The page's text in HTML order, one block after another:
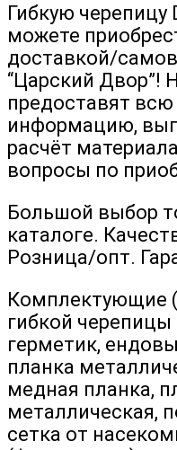
Гибкую черепицу
можете
доставкой/
“Царский
предоставят
информацию,
расчёт
вопросы по
Большой выбор
каталоге.
Розница/опт.
Комплектующие
гибкой черепицы
герметик,
планка
медная планка,
металлическая,
сетка от